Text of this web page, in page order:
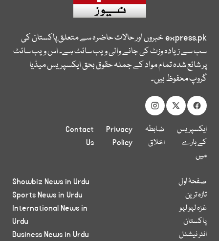
express.pkخبروں اور حالات حاضرہ سے متعلق پاکستان کی
سب سے زیادہ وزٹ کی جانے والی ویب سائٹ ہے۔ اس ویب سائٹ
پر شائع شدہ تمام مواد کے جملہ حقوق بحق ایکسپریس میڈیا
گروپ محفوظ ہیں۔
ایکسپریس
کے بارے
میں
ضابطہ
اخلاق
Privacy
Policy
Contact
Us
صفحۂ اول
تازہ ترین
غزہ لہو لہو
پاکستان
انٹر نیشنل
Showbiz News in Urdu
Sports News in Urdu
International News in
Urdu
Business News in Urdu